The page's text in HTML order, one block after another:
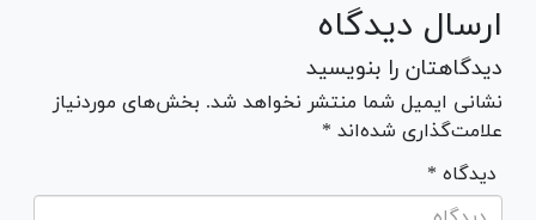
ارسال دیدگاه
دیدگاهتان را بنویسید
نشانی ایمیل شما منتشر نخواهد شد. بخش‌های موردنیاز
علامت‌گذاری شده‌اند *
* دیدگاه